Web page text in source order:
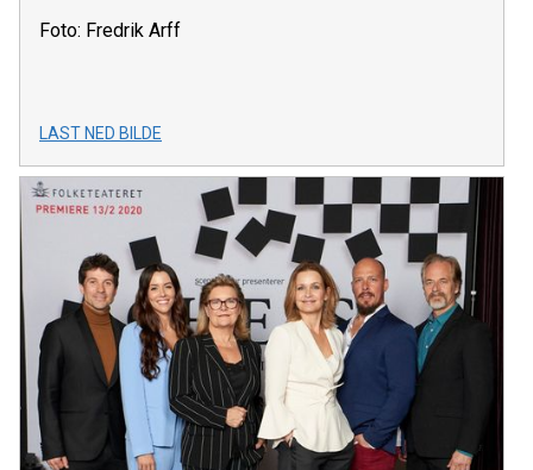
Foto: Fredrik Arff
LAST NED BILDE